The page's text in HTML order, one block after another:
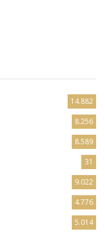
14.882
8.256
8.589
31
9.022
4.776
5.014